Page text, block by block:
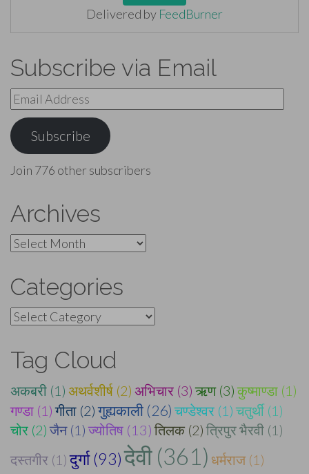
Delivered by FeedBurner
Subscribe via Email
Email
Address
Subscribe
Join 776 other subscribers
Archives
Archives
Categories
Categories
Tag Cloud
अकबरी (1) अथर्वशीर्ष (2) अभिचार (3) ऋण (3) कुष्माण्डा (1)
गण्डा (1) गीता (2) गुह्यकाली (26) चण्डेश्वर (1) चतुर्थी (1)
चोर (2) जैन (1) ज्योतिष (13) तिलक (2) त्रिपुर भैरवी (1)
दस्तगीर (1) दुर्गा (93)देवी (361) धर्मराज (1)